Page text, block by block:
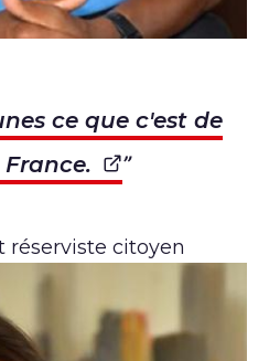
ce que c'est de
réserviste citoyen